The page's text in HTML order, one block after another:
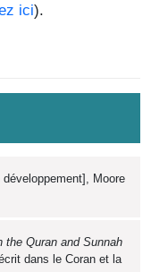
ici).
développement], Moore
the Quran and Sunnah
dans le Coran et la